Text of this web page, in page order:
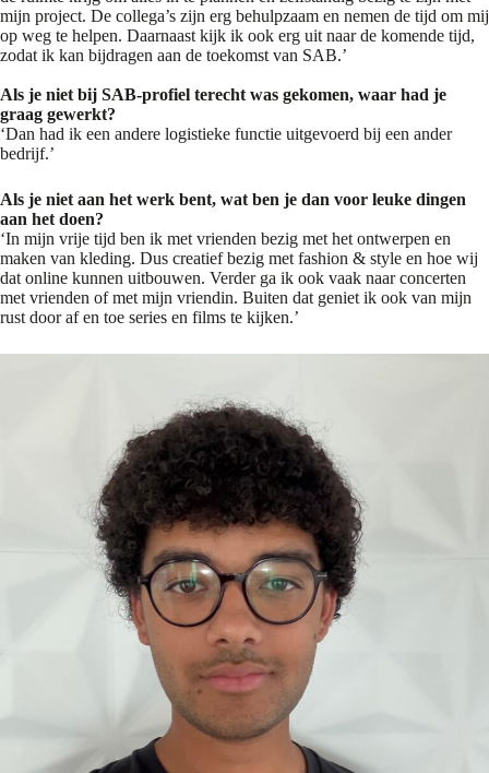
mijn project. De collega’s zijn erg behulpzaam en nemen de tijd om mij
op weg te helpen. Daarnaast kijk ik ook erg uit naar de komende tijd,
zodat ik kan bijdragen aan de toekomst van SAB.’
Als je niet bij SAB-profiel terecht was gekomen, waar had je
graag gewerkt?
‘Dan had ik een andere logistieke functie uitgevoerd bij een ander
bedrijf.’
Als je niet aan het werk bent, wat ben je dan voor leuke dingen
aan het doen?
‘In mijn vrije tijd ben ik met vrienden bezig met het ontwerpen en
maken van kleding. Dus creatief bezig met fashion & style en hoe wij
dat online kunnen uitbouwen. Verder ga ik ook vaak naar concerten
met vrienden of met mijn vriendin. Buiten dat geniet ik ook van mijn
rust door af en toe series en films te kijken.’